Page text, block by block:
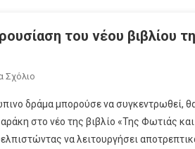
του νέου βιβλίου
Σχόλιο
δράμα μπορούσε να συγκεντρωθεί,
στο νέο της βιβλίο «Της Φωτιάς
να λειτουργήσει